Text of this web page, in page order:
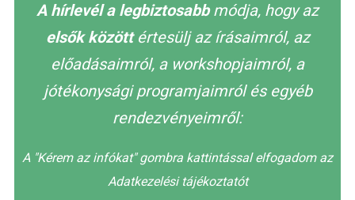
A hírlevél a legbiztosabbmódja, hogy az
elsők közöttértesülj az írásaimról, az
előadásaimról, a workshopjaimról, a
jótékonysági programjaimról és egyéb
rendezvényeimről:
A "Kérem az infókat" gombra kattintással elfogadom az
Adatkezelési tájékoztatót